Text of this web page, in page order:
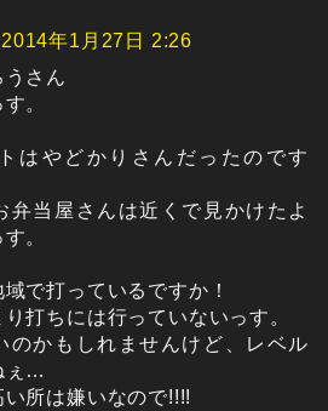
2014年1月27日 2:26
うさん
。
はやどかりさんだったのです
弁当屋さんは近くで見かけたよ
。
で打っているですか！
打ちには行っていないっす。
のかもしれませんけど、レベル
ぇ…
所は嫌いなので!!!!